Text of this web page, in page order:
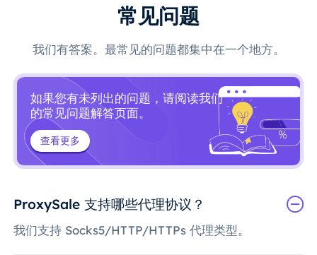
常见问题
我们有答案。最常见的问题都集中在一个地方。
如果您有未列出的问题，请阅读我们
的常见问题解答页面。
查看更多
ProxySale 支持哪些代理协议？
我们支持 Socks5/HTTP/HTTPs 代理类型。